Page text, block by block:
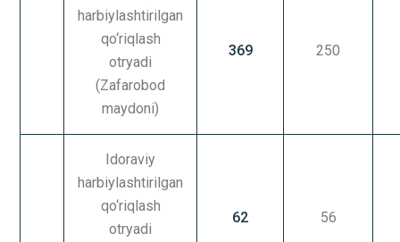
harbiylashtirilgan
qo‘riqlash
otryadi
(Zafarobod
maydoni)
369 250
Idoraviy
harbiylashtirilgan
qo‘riqlash
otryadi
62 56